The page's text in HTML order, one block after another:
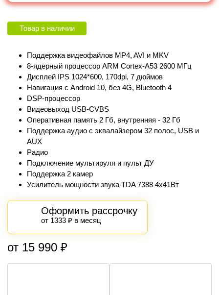
Товар в наличии
Поддержка видеофайлов MP4, AVI и MKV
8-ядерный процессор ARM Cortex‑A53 2600 МГц
Дисплей IPS 1024*600, 170dpi, 7 дюймов
Навигация с Android 10, без 4G, Bluetooth 4
DSP-процессор
Видеовыход USB-CVBS
Оперативная память 2 Гб, внутренняя - 32 Гб
Поддержка аудио с эквалайзером 32 полос, USB и
AUX
Радио
Подключение мультируля и пульт ДУ
Поддержка 2 камер
Усилитель мощности звука TDA 7388 4х41Вт
Оформить рассрочку
от 1333 ₽ в месяц
от 15 990 ₽